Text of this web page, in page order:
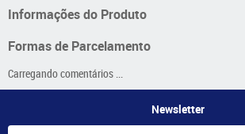
Informações do Produto
Formas de Parcelamento
Carregando comentários ...
Newsletter